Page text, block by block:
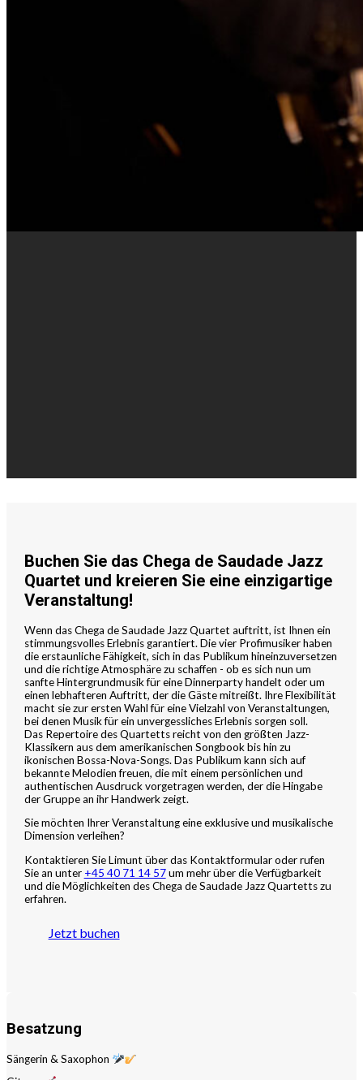
Buchen Sie das Chega de Saudade Jazz
Quartet und kreieren Sie eine einzigartige
Veranstaltung!
Wenn das Chega de Saudade Jazz Quartet auftritt, ist Ihnen ein
stimmungsvolles Erlebnis garantiert. Die vier Profimusiker haben
die erstaunliche Fähigkeit, sich in das Publikum hineinzuversetzen
und die richtige Atmosphäre zu schaffen - ob es sich nun um
sanfte Hintergrundmusik für eine Dinnerparty handelt oder um
einen lebhafteren Auftritt, der die Gäste mitreißt. Ihre Flexibilität
macht sie zur ersten Wahl für eine Vielzahl von Veranstaltungen,
bei denen Musik für ein unvergessliches Erlebnis sorgen soll.
Das Repertoire des Quartetts reicht von den größten Jazz-
Klassikern aus dem amerikanischen Songbook bis hin zu
ikonischen Bossa-Nova-Songs. Das Publikum kann sich auf
bekannte Melodien freuen, die mit einem persönlichen und
authentischen Ausdruck vorgetragen werden, der die Hingabe
der Gruppe an ihr Handwerk zeigt.
Sie möchten Ihrer Veranstaltung eine exklusive und musikalische
Dimension verleihen?
Kontaktieren Sie Limunt über das Kontaktformular oder rufen
Sie an unter +45 40 71 14 57um mehr über die Verfügbarkeit
und die Möglichkeiten des Chega de Saudade Jazz Quartetts zu
erfahren.
Jetzt buchen
Besatzung
Sängerin & Saxophon